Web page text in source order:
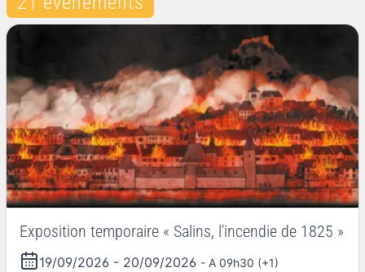
Exposition temporaire « Salins, l'incendie de 1825 »
19/09/2026 - 20/09/2026 - A 09h30 (+1)